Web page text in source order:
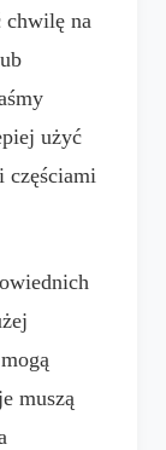
chwilę na
użyć
częściami
muszą